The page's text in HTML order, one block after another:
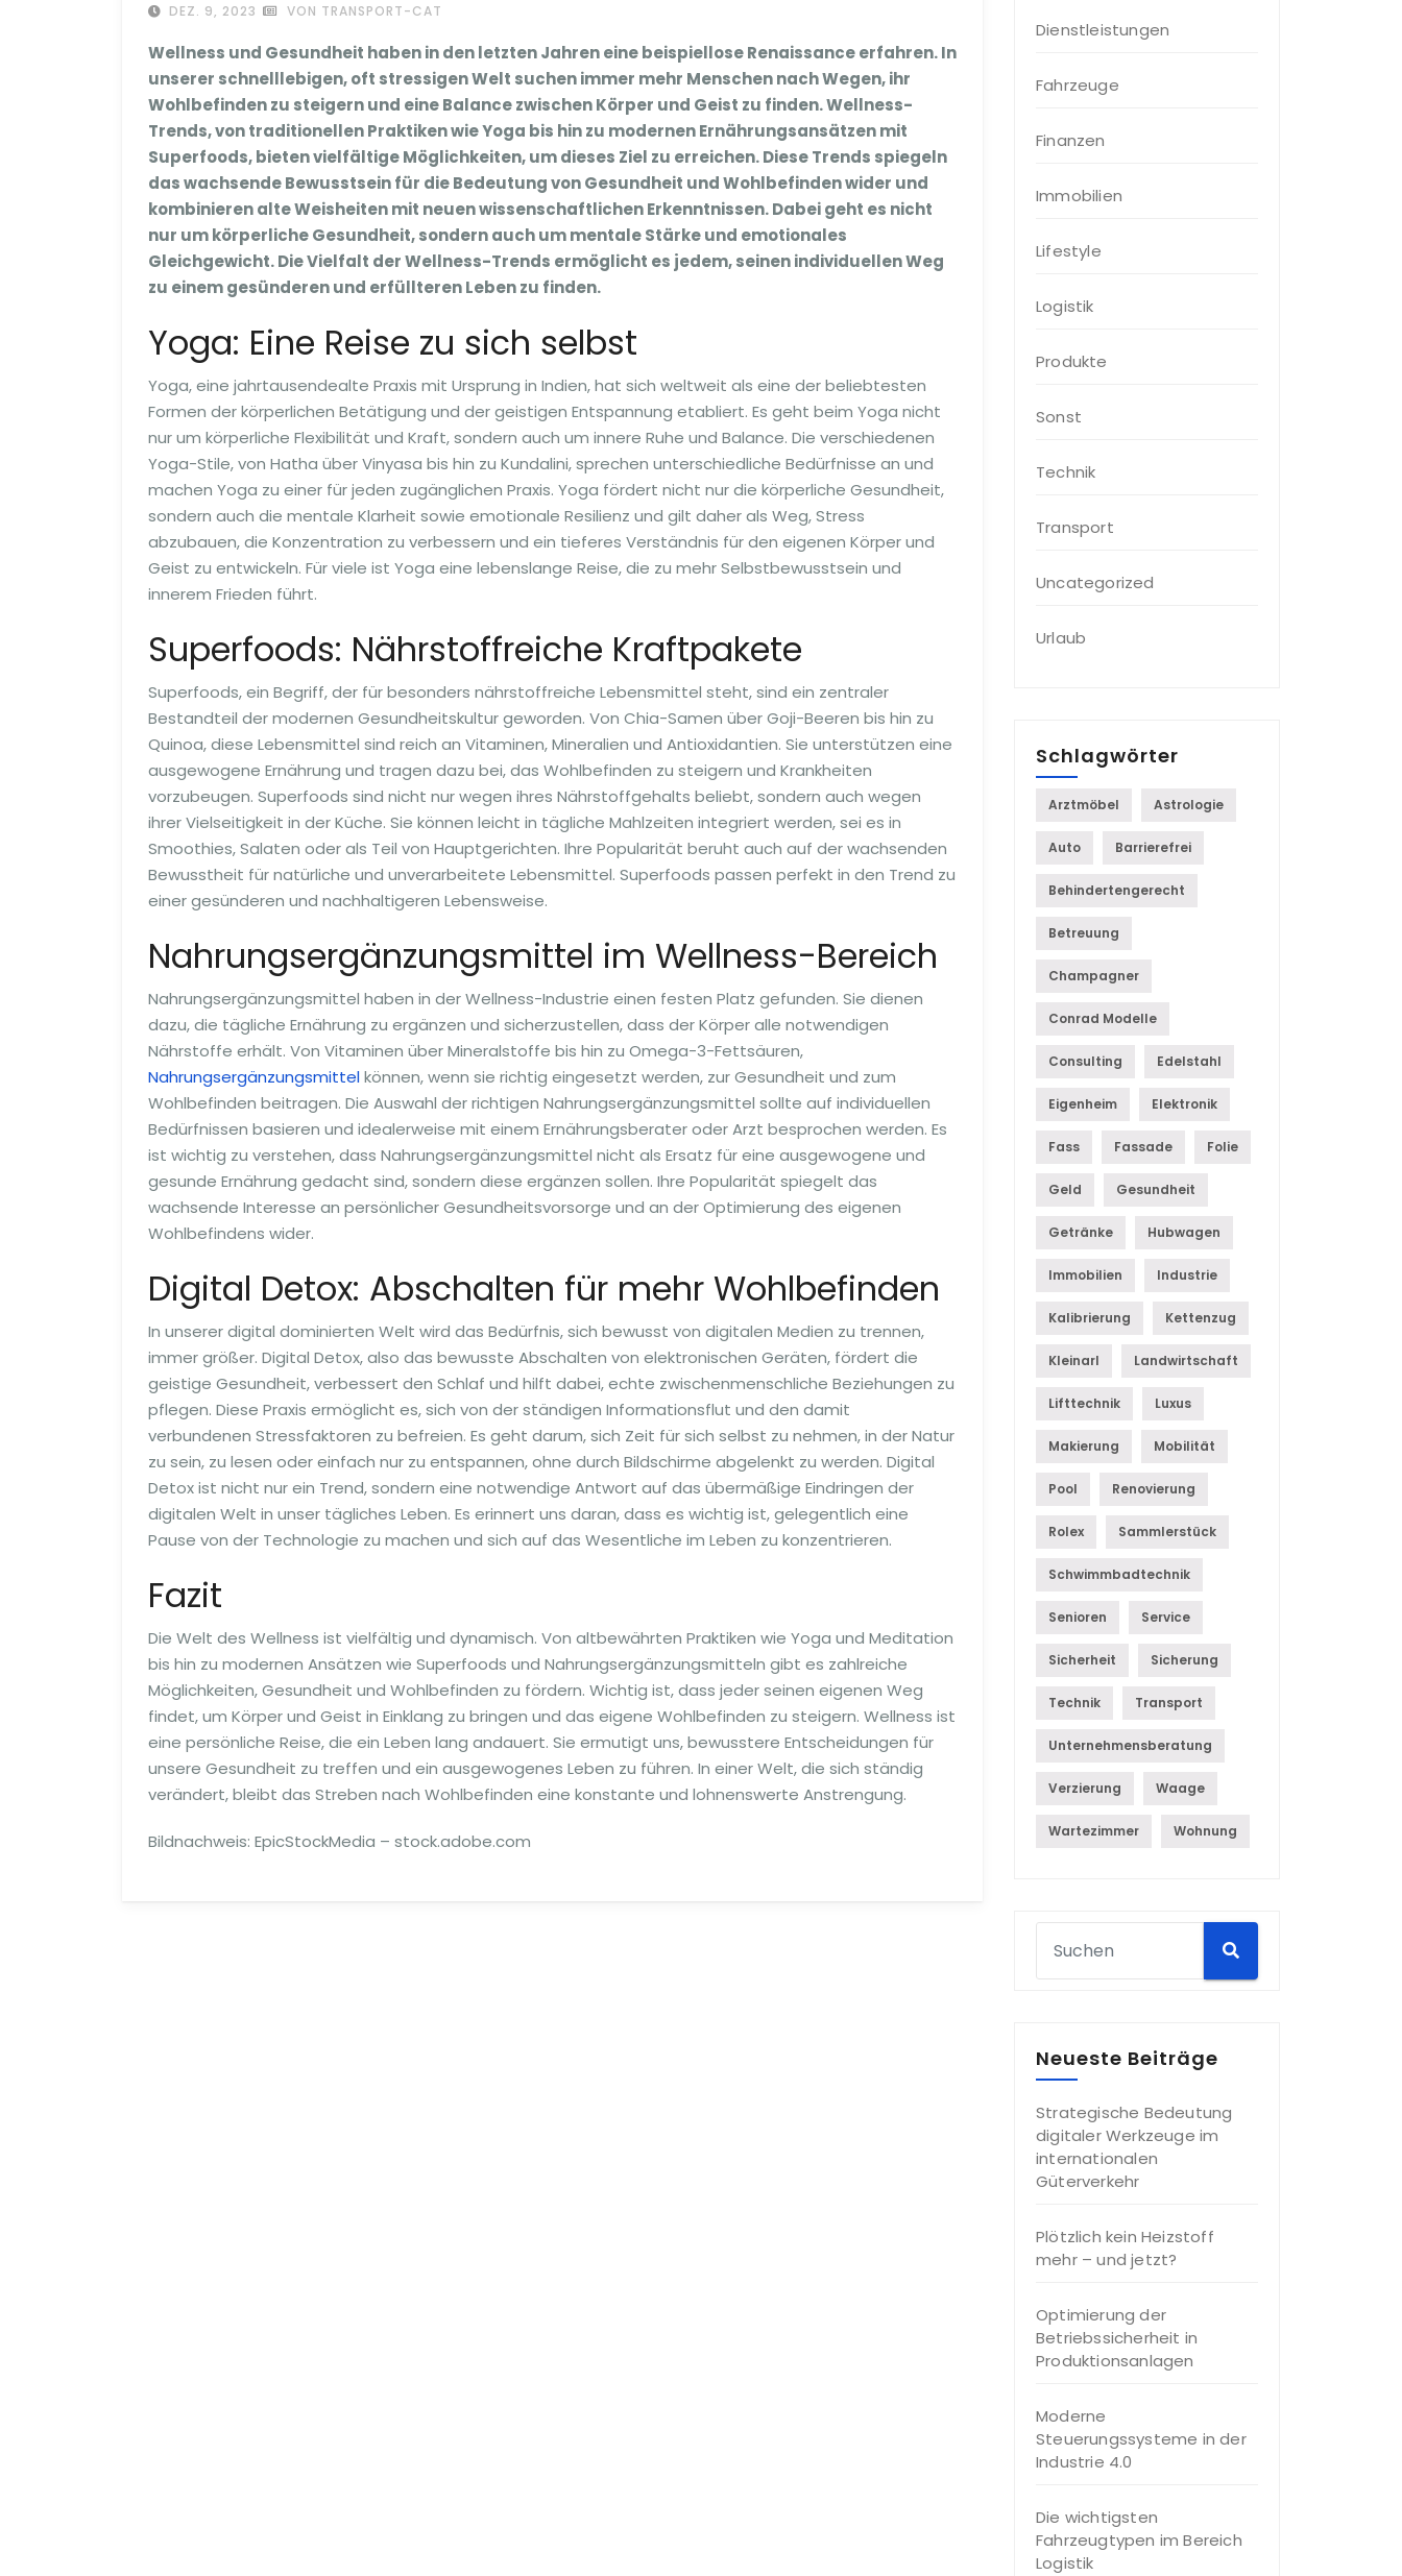
DEZ. 9, 2023 VON TRANSPORT-CAT
Wellness und Gesundheit haben in den letzten Jahren eine beispiellose Renaissance erfahren. In
unserer schnelllebigen, oft stressigen Welt suchen immer mehr Menschen nach Wegen, ihr
Wohlbefinden zu steigern und eine Balance zwischen Körper und Geist zu finden. Wellness-
Trends, von traditionellen Praktiken wie Yoga bis hin zu modernen Ernährungsansätzen mit
Superfoods, bieten vielfältige Möglichkeiten, um dieses Ziel zu erreichen. Diese Trends spiegeln
das wachsende Bewusstsein für die Bedeutung von Gesundheit und Wohlbefinden wider und
kombinieren alte Weisheiten mit neuen wissenschaftlichen Erkenntnissen. Dabei geht es nicht
nur um körperliche Gesundheit, sondern auch um mentale Stärke und emotionales
Gleichgewicht. Die Vielfalt der Wellness-Trends ermöglicht es jedem, seinen individuellen Weg
zu einem gesünderen und erfüllteren Leben zu finden.
Yoga: Eine Reise zu sich selbst
Yoga, eine jahrtausendealte Praxis mit Ursprung in Indien, hat sich weltweit als eine der beliebtesten
Formen der körperlichen Betätigung und der geistigen Entspannung etabliert. Es geht beim Yoga nicht
nur um körperliche Flexibilität und Kraft, sondern auch um innere Ruhe und Balance. Die verschiedenen
Yoga-Stile, von Hatha über Vinyasa bis hin zu Kundalini, sprechen unterschiedliche Bedürfnisse an und
machen Yoga zu einer für jeden zugänglichen Praxis. Yoga fördert nicht nur die körperliche Gesundheit,
sondern auch die mentale Klarheit sowie emotionale Resilienz und gilt daher als Weg, Stress
abzubauen, die Konzentration zu verbessern und ein tieferes Verständnis für den eigenen Körper und
Geist zu entwickeln. Für viele ist Yoga eine lebenslange Reise, die zu mehr Selbstbewusstsein und
innerem Frieden führt.
Superfoods: Nährstoffreiche Kraftpakete
Superfoods, ein Begriff, der für besonders nährstoffreiche Lebensmittel steht, sind ein zentraler
Bestandteil der modernen Gesundheitskultur geworden. Von Chia-Samen über Goji-Beeren bis hin zu
Quinoa, diese Lebensmittel sind reich an Vitaminen, Mineralien und Antioxidantien. Sie unterstützen eine
ausgewogene Ernährung und tragen dazu bei, das Wohlbefinden zu steigern und Krankheiten
vorzubeugen. Superfoods sind nicht nur wegen ihres Nährstoffgehalts beliebt, sondern auch wegen
ihrer Vielseitigkeit in der Küche. Sie können leicht in tägliche Mahlzeiten integriert werden, sei es in
Smoothies, Salaten oder als Teil von Hauptgerichten. Ihre Popularität beruht auch auf der wachsenden
Bewusstheit für natürliche und unverarbeitete Lebensmittel. Superfoods passen perfekt in den Trend zu
einer gesünderen und nachhaltigeren Lebensweise.
Nahrungsergänzungsmittel im Wellness-Bereich
Nahrungsergänzungsmittel haben in der Wellness-Industrie einen festen Platz gefunden. Sie dienen
dazu, die tägliche Ernährung zu ergänzen und sicherzustellen, dass der Körper alle notwendigen
Nährstoffe erhält. Von Vitaminen über Mineralstoffe bis hin zu Omega-3-Fettsäuren,
Nahrungsergänzungsmittelkönnen, wenn sie richtig eingesetzt werden, zur Gesundheit und zum
Wohlbefinden beitragen. Die Auswahl der richtigen Nahrungsergänzungsmittel sollte auf individuellen
Bedürfnissen basieren und idealerweise mit einem Ernährungsberater oder Arzt besprochen werden. Es
ist wichtig zu verstehen, dass Nahrungsergänzungsmittel nicht als Ersatz für eine ausgewogene und
gesunde Ernährung gedacht sind, sondern diese ergänzen sollen. Ihre Popularität spiegelt das
wachsende Interesse an persönlicher Gesundheitsvorsorge und an der Optimierung des eigenen
Wohlbefindens wider.
Digital Detox: Abschalten für mehr Wohlbefinden
In unserer digital dominierten Welt wird das Bedürfnis, sich bewusst von digitalen Medien zu trennen,
immer größer. Digital Detox, also das bewusste Abschalten von elektronischen Geräten, fördert die
geistige Gesundheit, verbessert den Schlaf und hilft dabei, echte zwischenmenschliche Beziehungen zu
pflegen. Diese Praxis ermöglicht es, sich von der ständigen Informationsflut und den damit
verbundenen Stressfaktoren zu befreien. Es geht darum, sich Zeit für sich selbst zu nehmen, in der Natur
zu sein, zu lesen oder einfach nur zu entspannen, ohne durch Bildschirme abgelenkt zu werden. Digital
Detox ist nicht nur ein Trend, sondern eine notwendige Antwort auf das übermäßige Eindringen der
digitalen Welt in unser tägliches Leben. Es erinnert uns daran, dass es wichtig ist, gelegentlich eine
Pause von der Technologie zu machen und sich auf das Wesentliche im Leben zu konzentrieren.
Fazit
Die Welt des Wellness ist vielfältig und dynamisch. Von altbewährten Praktiken wie Yoga und Meditation
bis hin zu modernen Ansätzen wie Superfoods und Nahrungsergänzungsmitteln gibt es zahlreiche
Möglichkeiten, Gesundheit und Wohlbefinden zu fördern. Wichtig ist, dass jeder seinen eigenen Weg
findet, um Körper und Geist in Einklang zu bringen und das eigene Wohlbefinden zu steigern. Wellness ist
eine persönliche Reise, die ein Leben lang andauert. Sie ermutigt uns, bewusstere Entscheidungen für
unsere Gesundheit zu treffen und ein ausgewogenes Leben zu führen. In einer Welt, die sich ständig
verändert, bleibt das Streben nach Wohlbefinden eine konstante und lohnenswerte Anstrengung.
Bildnachweis: EpicStockMedia – stock.adobe.com
Dienstleistungen
Fahrzeuge
Finanzen
Immobilien
Lifestyle
Logistik
Produkte
Sonst
Technik
Transport
Uncategorized
Urlaub
Schlagwörter
Arztmöbel Astrologie
Auto Barrierefrei
Behindertengerecht
Betreuung
Champagner
Conrad Modelle
Consulting Edelstahl
Eigenheim Elektronik
Fass Fassade Folie
Geld Gesundheit
Getränke Hubwagen
Immobilien Industrie
Kalibrierung Kettenzug
Kleinarl Landwirtschaft
Lifttechnik Luxus
Makierung Mobilität
Pool Renovierung
Rolex Sammlerstück
Schwimmbadtechnik
Senioren Service
Sicherheit Sicherung
Technik Transport
Unternehmensberatung
Verzierung Waage
Wartezimmer Wohnung
Neueste Beiträge
Strategische Bedeutung
digitaler Werkzeuge im
internationalen
Güterverkehr
Plötzlich kein Heizstoff
mehr – und jetzt?
Optimierung der
Betriebssicherheit in
Produktionsanlagen
Moderne
Steuerungssysteme in der
Industrie 4.0
Die wichtigsten
Fahrzeugtypen im Bereich
Logistik